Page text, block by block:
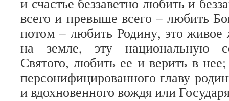
всего и превыше всего – любить
потом – любить Родину, это
на земле, эту национальную
Святого, любить ее и верить в
персонифицированного главу
и вдохновенного вождя или